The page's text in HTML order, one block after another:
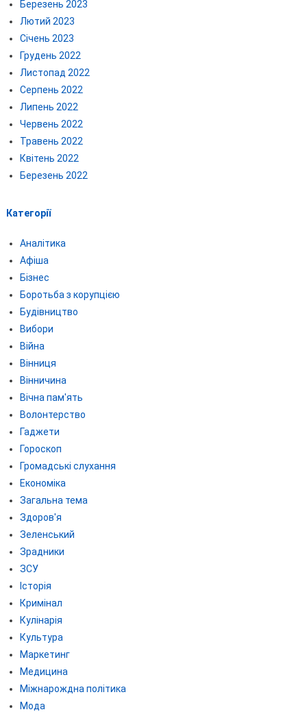
Березень 2023
Лютий 2023
Січень 2023
Грудень 2022
Листопад 2022
Серпень 2022
Липень 2022
Червень 2022
Травень 2022
Квітень 2022
Березень 2022
Категорії
Аналітика
Афіша
Бізнес
Боротьба з корупцією
Будівництво
Вибори
Війна
Вінниця
Вінничина
Вічна пам'ять
Волонтерство
Гаджети
Гороскоп
Громадські слухання
Економіка
Загальна тема
Здоров'я
Зеленський
Зрадники
ЗСУ
Історія
Кримінал
Кулінарія
Культура
Маркетинг
Медицина
Міжнарождна політика
Мода